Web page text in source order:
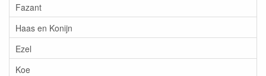
Fazant
Haas en Konijn
Ezel
Koe